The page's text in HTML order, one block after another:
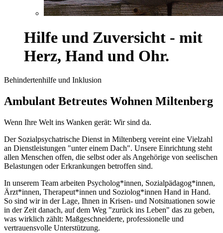
Hilfe und Zuversicht - mit
Herz, Hand und Ohr.
Behindertenhilfe und Inklusion
Ambulant Betreutes Wohnen Miltenberg
Wenn Ihre Welt ins Wanken gerät: Wir sind da.
Der Sozialpsychatrische Dienst in Miltenberg vereint eine Vielzahl
an Dienstleistungen "unter einem Dach". Unsere Einrichtung steht
allen Menschen offen, die selbst oder als Angehörige von seelischen
Belastungen oder Erkrankungen betroffen sind.
In unserem Team arbeiten Psycholog*innen, Sozialpädagog*innen,
Ärzt*innen, Therapeut*innen und Soziolog*innen Hand in Hand.
So sind wir in der Lage, Ihnen in Krisen- und Notsituationen sowie
in der Zeit danach, auf dem Weg "zurück ins Leben" das zu geben,
was wirklich zählt: Maßgeschneiderte, professionelle und
vertrauensvolle Unterstützung.